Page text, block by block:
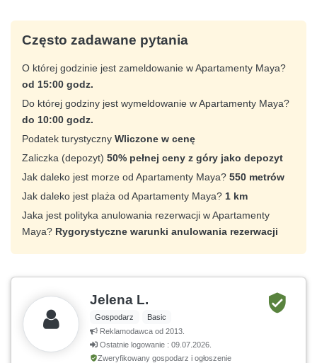
Często zadawane pytania
O której godzinie jest zameldowanie w Apartamenty Maya?
od 15:00 godz.
Do której godziny jest wymeldowanie w Apartamenty Maya?
do 10:00 godz.
Podatek turystyczny Wliczone w cenę
Zaliczka (depozyt) 50% pełnej ceny z góry jako depozyt
Jak daleko jest morze od Apartamenty Maya? 550 metrów
Jak daleko jest plaża od Apartamenty Maya? 1 km
Jaka jest polityka anulowania rezerwacji w Apartamenty
Maya? Rygorystyczne warunki anulowania rezerwacji
Jelena L.
Gospodarz
Basic
Reklamodawca od 2013.
Ostatnie logowanie : 09.07.2026.
Zweryfikowany gospodarz i ogłoszenie